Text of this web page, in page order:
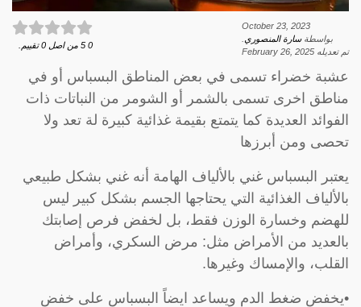
October 23, 2023
بواسطةسارة المنصوري
تم تعديله February 26, 2025
0
5 من اصل 0 تقييم.
عشبة خضراء تسمى في بعض المناطق البسباس أو في
مناطق اخرى تسمى بالشمر أو الشومر من النباتات ذات
الفوائد العديدة كما يتمتع بقيمة غذائية كبيرة لة تعد ولا
تحصى ومن أبرزها
يعتبر البسباس غني بالألياف الهامة أنه غني بشكل طبيعي
بالألياف الغذائية التي يحتاجها الجسم بشكل كبير ليس
للهضم وخسارة الوزن فقط، بل لخفض فرص إصابتك
بالعديد من الأمراض مثل: مرض السكري، وأمراض
القلب، والإمساك وغيرها.
•يخفض ضغط الدم ويساعد ايضاً البسباس على خفض